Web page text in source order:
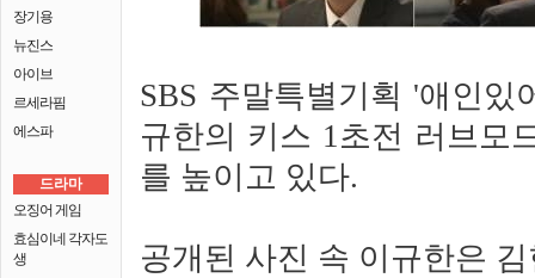
장기용
뉴진스
아이브
르세라핌
에스파
드라마
오징어 게임
효심이네 각자도
생
SBS 주말특별기획 '애인
규한의 키스 1초전 러브모
를 높이고 있다.
공개된 사진 속 이규한은